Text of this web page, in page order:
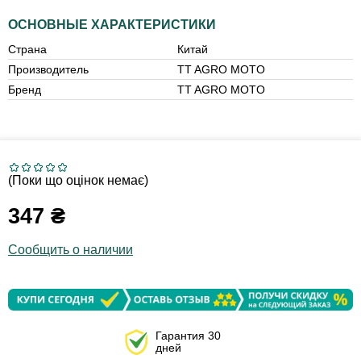
ОСНОВНЫЕ ХАРАКТЕРИСТИКИ
Страна
Китай
Производитель
TT AGRO MOTO
Бренд
TT AGRO MOTO
(Поки що оцінок немає)
347 ₴
Сообщить о наличии
Гарантия 30
дней